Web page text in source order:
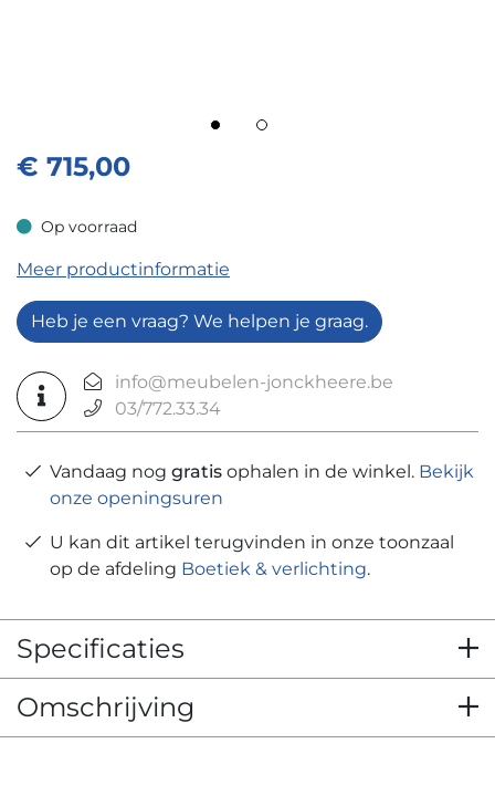
€ 715,00
Op voorraad
Op voorraad
Meer productinformatie
Heb je een vraag? We helpen je graag.
info@meubelen-jonckheere.be
03/772.33.34
Vandaag nog gratis ophalen in de winkel. Bekijk
onze openingsuren
U kan dit artikel terugvinden in onze toonzaal
op de afdeling Boetiek & verlichting.
Specificaties
Omschrijving